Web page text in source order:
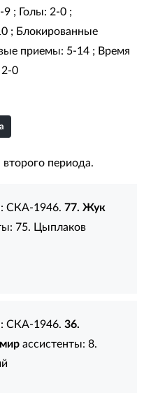
9 ; Голы: 2-0 ;
; Блокированные
приемы: 5-14 ; Время
2-0
периода.
СКА-1946.77. Жук
75. Цыплаков
СКА-1946.36.
ассистенты:8.